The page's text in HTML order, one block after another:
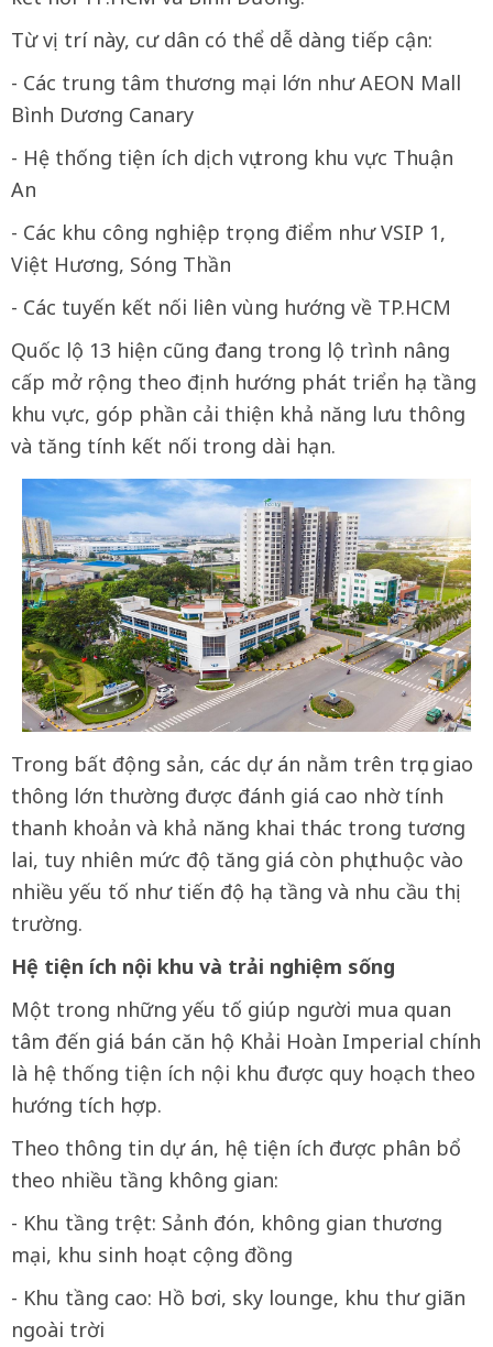
Từ vị trí này, cư dân có thể dễ dàng tiếp cận:
- Các trung tâm thương mại lớn như AEON Mall
Bình Dương Canary
- Hệ thống tiện ích dịch vụ trong khu vực Thuận
An
- Các khu công nghiệp trọng điểm như VSIP 1,
Việt Hương, Sóng Thần
- Các tuyến kết nối liên vùng hướng về TP.HCM
Quốc lộ 13 hiện cũng đang trong lộ trình nâng
cấp mở rộng theo định hướng phát triển hạ tầng
khu vực, góp phần cải thiện khả năng lưu thông
và tăng tính kết nối trong dài hạn.
Trong bất động sản, các dự án nằm trên trục giao
thông lớn thường được đánh giá cao nhờ tính
thanh khoản và khả năng khai thác trong tương
lai, tuy nhiên mức độ tăng giá còn phụ thuộc vào
nhiều yếu tố như tiến độ hạ tầng và nhu cầu thị
trường.
Hệ tiện ích nội khu và trải nghiệm sống
Một trong những yếu tố giúp người mua quan
tâm đến giá bán căn hộ Khải Hoàn Imperial chính
là hệ thống tiện ích nội khu được quy hoạch theo
hướng tích hợp.
Theo thông tin dự án, hệ tiện ích được phân bổ
theo nhiều tầng không gian:
- Khu tầng trệt: Sảnh đón, không gian thương
mại, khu sinh hoạt cộng đồng
- Khu tầng cao: Hồ bơi, sky lounge, khu thư giãn
ngoài trời